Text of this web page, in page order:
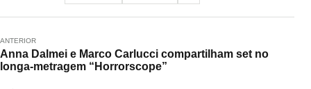
ANTERIOR
Anna Dalmei e Marco Carlucci compartilham set no
longa-metragem “Horrorscope”